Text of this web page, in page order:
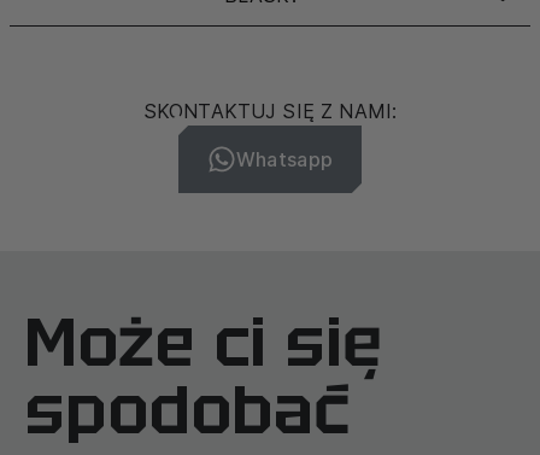
SKONTAKTUJ SIĘ Z NAMI:
Whatsapp
Może ci się
spodobać